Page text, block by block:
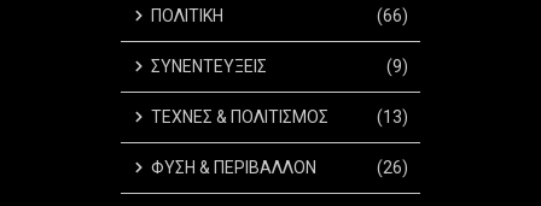
ΠΟΛΙΤΙΚΗ (66)
ΣΥΝΕΝΤΕΥΞΕΙΣ (9)
ΤΕΧΝΕΣ & ΠΟΛΙΤΙΣΜΟΣ (13)
ΦΥΣΗ & ΠΕΡΙΒΑΛΛΟΝ (26)